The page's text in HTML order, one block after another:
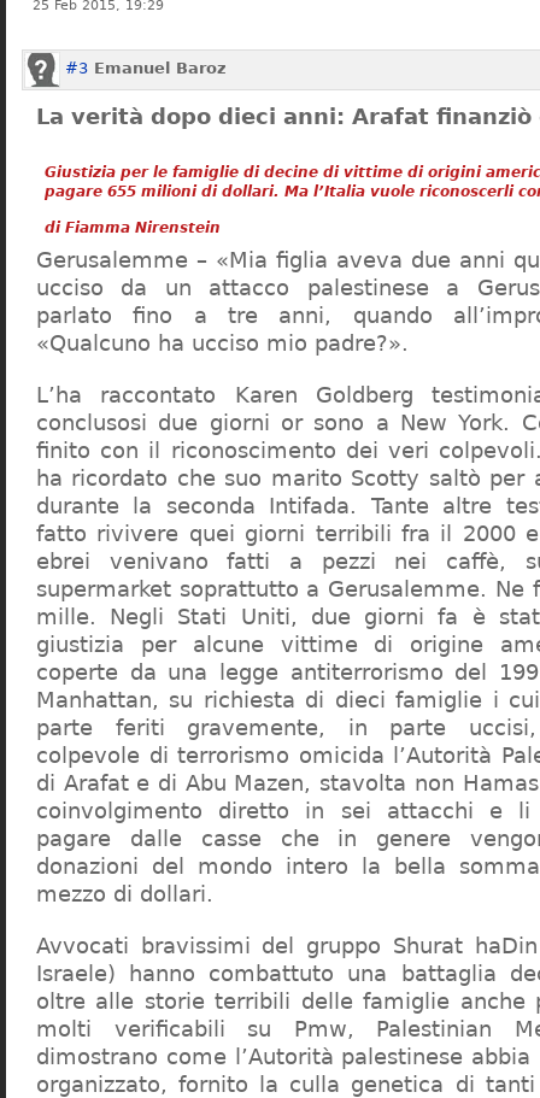
25 Feb 2015, 19:29
#3 Emanuel Baroz
La verità dopo dieci anni: Arafat
Giustizia per le famiglie di decine di vittime di origini
pagare 655 milioni di dollari. Ma l’Italia vuole riconoscerli
di Fiamma Nirenstein
Gerusalemme – «Mia figlia aveva due anni
ucciso da un attacco palestinese a
parlato fino a tre anni, quando
«Qualcuno ha ucciso mio padre?».
L’ha raccontato Karen Goldberg
conclusosi due giorni or sono a New York.
finito con il riconoscimento dei veri
ha ricordato che suo marito Scotty saltò per
durante la seconda Intifada. Tante altre
fatto rivivere quei giorni terribili fra il 2000
ebrei venivano fatti a pezzi nei caffè,
supermarket soprattutto a Gerusalemme. Ne
mille. Negli Stati Uniti, due giorni fa è
giustizia per alcune vittime di origine
coperte da una legge antiterrorismo del
Manhattan, su richiesta di dieci famiglie i
parte feriti gravemente, in parte
colpevole di terrorismo omicida l’Autorità
di Arafat e di Abu Mazen, stavolta non
coinvolgimento diretto in sei attacchi e li
pagare dalle casse che in genere
donazioni del mondo intero la bella
mezzo di dollari.
Avvocati bravissimi del gruppo Shurat
Israele) hanno combattuto una battaglia
oltre alle storie terribili delle famiglie anche
molti verificabili su Pmw, Palestinian
dimostrano come l’Autorità palestinese
organizzato, fornito la culla genetica di